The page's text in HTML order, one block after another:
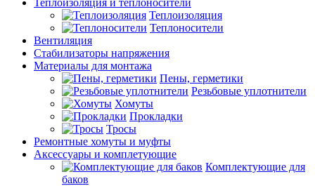
Теплоизоляция и теплоносители
Теплоизоляция
Теплоносители
Вентиляция
Стабилизаторы напряжения
Материалы для монтажа
Пены, герметики
Резьбовые уплотнители
Хомуты
Прокладки
Тросы
Ремонтные хомуты и муфты
Аксессуары и комплетующие
Комплектующие для
баков